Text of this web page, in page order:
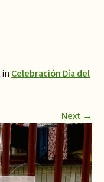
in Celebración Día del
Next →